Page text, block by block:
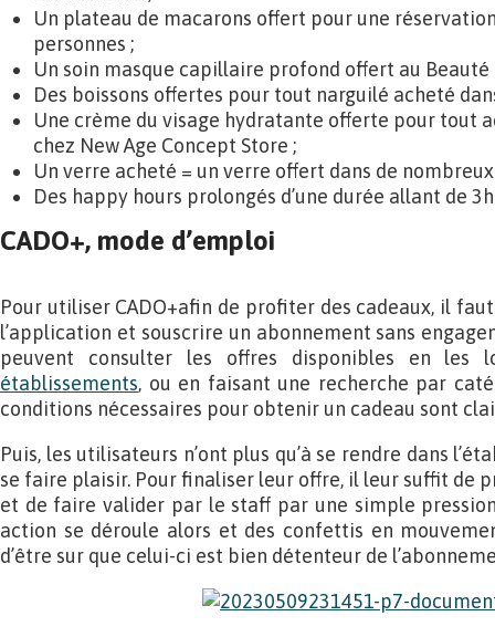
Un plateau de macarons offert pour une
personnes ;
Un soin masque capillaire profond offert au Beauté
Des boissons offertes pour tout narguilé acheté
Une crème du visage hydratante offerte pour tout
chez New Age Concept Store ;
Un verre acheté = un verre offert dans de
Des happy hours prolongés d’une durée allant de
CADO+, mode d’emploi
Pour utiliser CADO+afin de profiter des cadeaux, il
l’application et souscrire un abonnement sans
peuvent consulter les offres disponibles en les
établissements, ou en faisant une recherche par
conditions nécessaires pour obtenir un cadeau sont
Puis, les utilisateurs n’ont plus qu’à se rendre dans
se faire plaisir. Pour finaliser leur offre, il leur suffit de
et de faire valider par le staff par une simple
action se déroule alors et des confettis en
d’être sur que celui-ci est bien détenteur de